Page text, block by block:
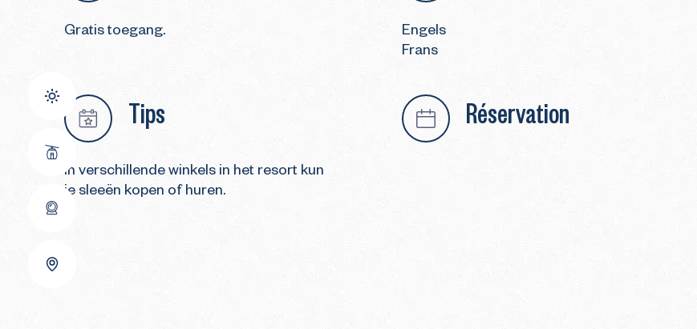
Gratis toegang.
Engels
Frans
Tips
In verschillende winkels in het resort kun
je sleeën kopen of huren.
Réservation